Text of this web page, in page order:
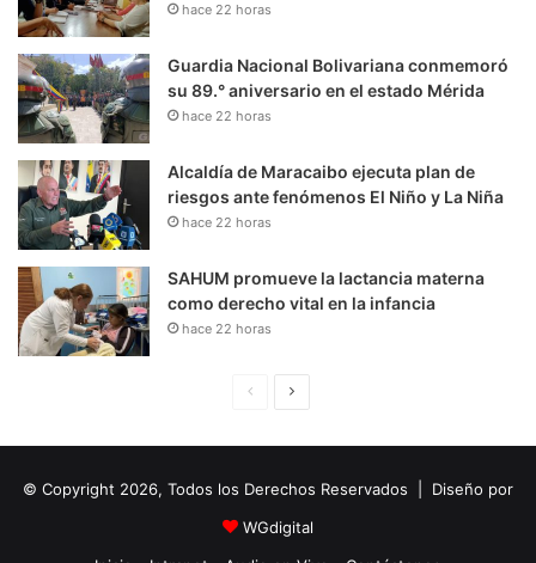
hace 22 horas
Guardia Nacional Bolivariana conmemoró
su 89.° aniversario en el estado Mérida
hace 22 horas
Alcaldía de Maracaibo ejecuta plan de
riesgos ante fenómenos El Niño y La Niña
hace 22 horas
SAHUM promueve la lactancia materna
como derecho vital en la infancia
hace 22 horas
i
n
a
u
i
e
© Copyright 2026, Todos los Derechos Reservados | Diseño por
WGdigital